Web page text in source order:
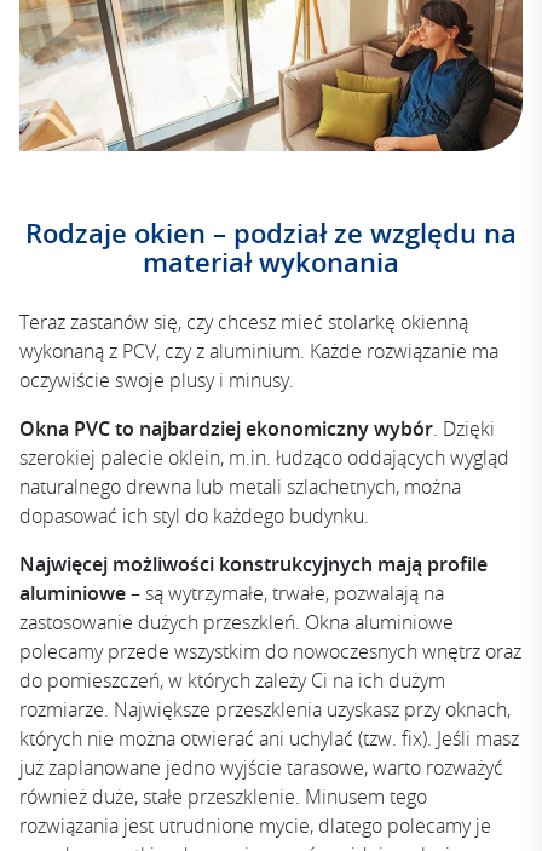
Rodzaje okien – podział ze względu na
materiał wykonania
Teraz zastanów się, czy chcesz mieć stolarkę okienną
wykonaną z PCV, czy z aluminium. Każde rozwiązanie ma
oczywiście swoje plusy i minusy.
Okna PVC to najbardziej ekonomiczny wybór. Dzięki
szerokiej palecie oklein, m.in. łudząco oddających wygląd
naturalnego drewna lub metali szlachetnych, można
dopasować ich styl do każdego budynku.
Najwięcej możliwości konstrukcyjnych mają profile
aluminiowe– są wytrzymałe, trwałe, pozwalają na
zastosowanie dużych przeszkleń. Okna aluminiowe
polecamy przede wszystkim do nowoczesnych wnętrz oraz
do pomieszczeń, w których zależy Ci na ich dużym
rozmiarze. Największe przeszklenia uzyskasz przy oknach,
których nie można otwierać ani uchylać (tzw. fix). Jeśli masz
już zaplanowane jedno wyjście tarasowe, warto rozważyć
również duże, stałe przeszklenie. Minusem tego
rozwiązania jest utrudnione mycie, dlatego polecamy je